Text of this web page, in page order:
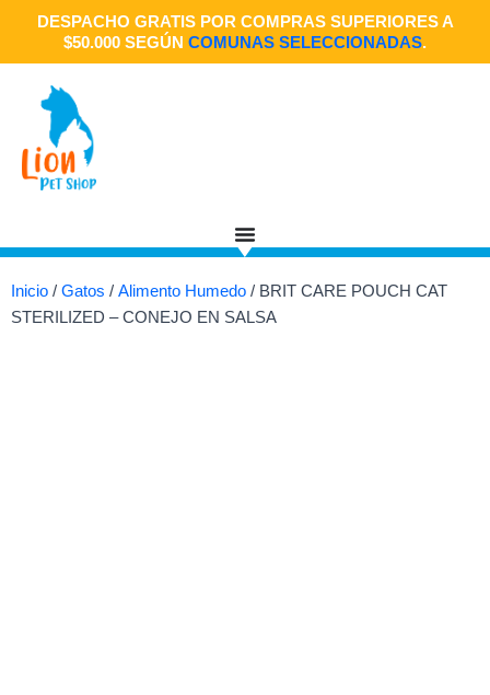
contenido
DESPACHO GRATIS POR COMPRAS SUPERIORES A
$50.000 SEGÚN COMUNAS SELECCIONADAS.
Inicio / Gatos / Alimento Humedo / BRIT CARE POUCH CAT
STERILIZED – CONEJO EN SALSA